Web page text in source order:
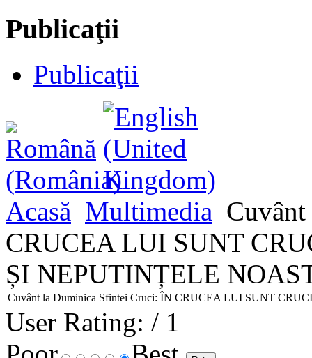
Publicaţii
Publicaţii
Acasă Multimedia
CRUCEA LUI SUNT
ȘI NEPUTINȚELE
Cuvânt la Duminica Sfintei Cruci: ÎN CRUCEA LUI SUNT
User Rating: / 1